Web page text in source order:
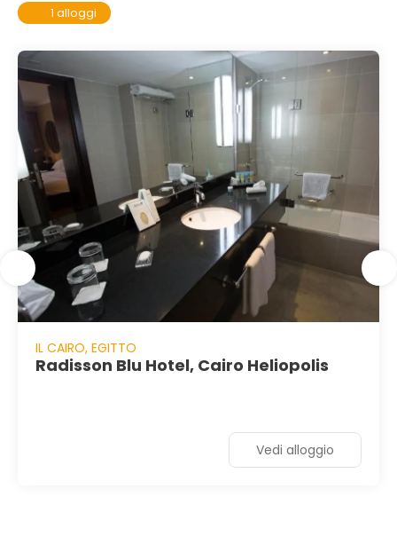
1 alloggi
IL CAIRO, EGITTO
Radisson Blu Hotel, Cairo Heliopolis
Vedi alloggio